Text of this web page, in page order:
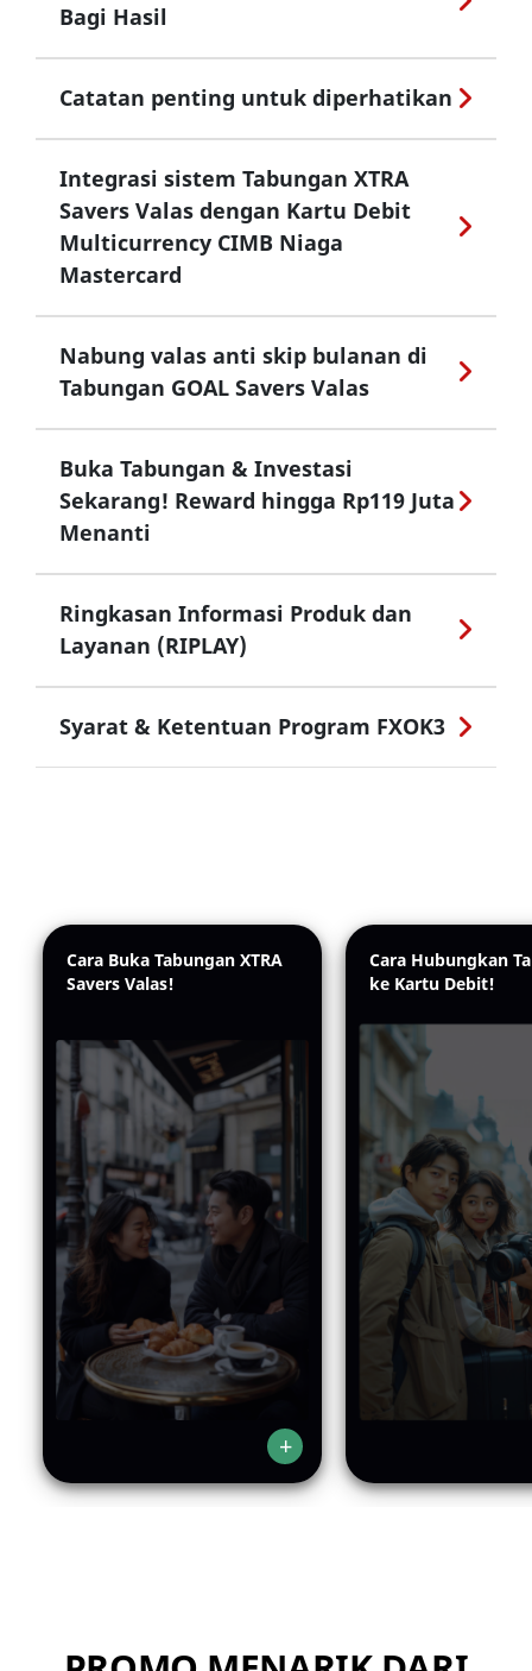
Bagi Hasil
Catatan penting untuk diperhatikan
Integrasi sistem Tabungan XTRA
Savers Valas dengan Kartu Debit
Multicurrency CIMB Niaga
Mastercard
Nabung valas anti skip bulanan di
Tabungan GOAL Savers Valas
Buka Tabungan & Investasi
Sekarang! Reward hingga Rp119 Juta
Menanti
Ringkasan Informasi Produk dan
Layanan (RIPLAY)
Syarat & Ketentuan Program FXOK3
Cara Buka Tabungan XTRA
Savers Valas!
Cara Hubungkan
ke Kartu Debit!